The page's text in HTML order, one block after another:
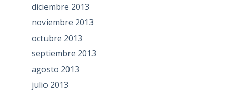
diciembre 2013
noviembre 2013
octubre 2013
septiembre 2013
agosto 2013
julio 2013